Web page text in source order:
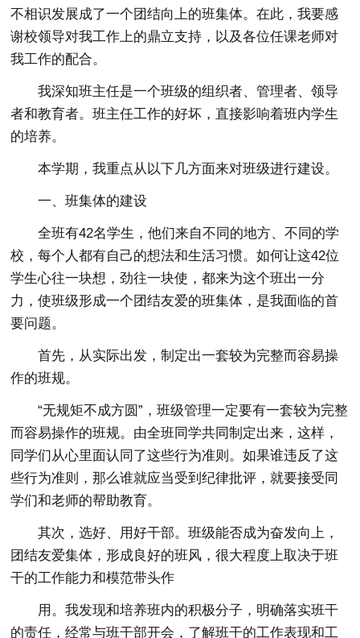
不相识发展成了一个团结向上的班集体。在此，我要感
谢校领导对我工作上的鼎立支持，以及各位任课老师对
我工作的配合。
我深知班主任是一个班级的组织者、管理者、领导
者和教育者。班主任工作的好坏，直接影响着班内学生
的培养。
本学期，我重点从以下几方面来对班级进行建设。
一、班集体的建设
全班有42名学生，他们来自不同的地方、不同的学
校，每个人都有自己的想法和生活习惯。如何让这42位
学生心往一块想，劲往一块使，都来为这个班出一分
力，使班级形成一个团结友爱的班集体，是我面临的首
要问题。
首先，从实际出发，制定出一套较为完整而容易操
作的班规。
“无规矩不成方圆”，班级管理一定要有一套较为完整
而容易操作的班规。由全班同学共同制定出来，这样，
同学们从心里面认同了这些行为准则。如果谁违反了这
些行为准则，那么谁就应当受到纪律批评，就要接受同
学们和老师的帮助教育。
其次，选好、用好干部。班级能否成为奋发向上，
团结友爱集体，形成良好的班风，很大程度上取决于班
干的工作能力和模范带头作
用。我发现和培养班内的积极分子，明确落实班干
的责任，经常与班干部开会，了解班干的工作表现和工